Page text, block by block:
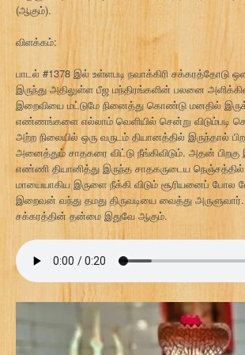
(ஆகும்).
விளக்கம்:
பாடல் #1378 இல் உள்ளபடி நவாக்கிரி சக்கரத்தோடு
இருந்து அதிலுள்ள பீஜ மந்திரங்களின் பலனை
இறைவியை மட்டுமே நினைத்து கொண்டு மனதில்
எண்ணங்களை எல்லாம் வெளியில் சென்று விடும்படி
அற்ற நிலையில் ஒரு வருடம் தியானத்தில் இருந்தால்
அனைத்தும் சாதகரை விட்டு நீங்கிவிடும். அதன்
எண்ணி தியானித்து இருந்த சாதகருடைய
மாயையாகிய இருளை நீக்கி விடும் சூரியனைப் போல
இறைவன் வந்து தமது திருவடியை வைத்து அருளுவார்.
சக்கரத்தின் தன்மை இதுவே ஆகும்.